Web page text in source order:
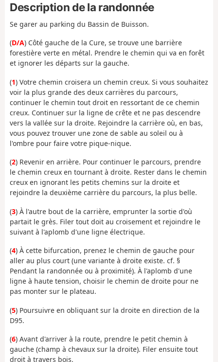
Description de la randonnée
Se garer au parking du Bassin de Buisson.
(D/A) Côté gauche de la Cure, se trouve une barrière
forestière verte en métal. Prendre le chemin qui va en forêt
et ignorer les départs sur la gauche.
(1) Votre chemin croisera un chemin creux. Si vous souhaitez
voir la plus grande des deux carrières du parcours,
continuer le chemin tout droit en ressortant de ce chemin
creux. Continuer sur la ligne de crête et ne pas descendre
vers la vallée sur la droite. Rejoindre la carrière où, en bas,
vous pouvez trouver une zone de sable au soleil ou à
l'ombre pour faire votre pique-nique.
(2) Revenir en arrière. Pour continuer le parcours, prendre
le chemin creux en tournant à droite. Rester dans le chemin
creux en ignorant les petits chemins sur la droite et
rejoindre la deuxième carrière du parcours, la plus belle.
(3) À l'autre bout de la carrière, emprunter la sortie d'où
partait le grès. Filer tout doit au croisement et rejoindre le
suivant à l'aplomb d'une ligne électrique.
(4) À cette bifurcation, prenez le chemin de gauche pour
aller au plus court (une variante à droite existe. cf. §
Pendant la randonnée ou à proximité). À l'aplomb d'une
ligne à haute tension, choisir le chemin de droite pour ne
pas monter sur le plateau.
(5) Poursuivre en obliquant sur la droite en direction de la
D95.
(6) Avant d'arriver à la route, prendre le petit chemin à
gauche (champ à chevaux sur la droite). Filer ensuite tout
droit à travers bois.